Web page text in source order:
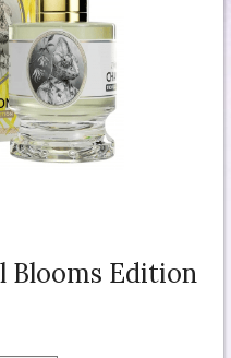
Blooms Edition